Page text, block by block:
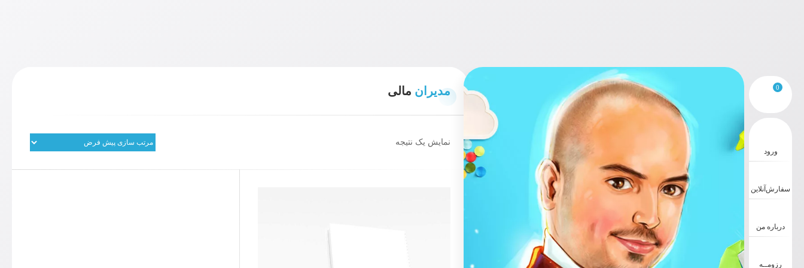
0
ورود
سفارش‌‌آنلاین
درباره من
رزومــه
مدیران مالی
نمایش یک نتیجه